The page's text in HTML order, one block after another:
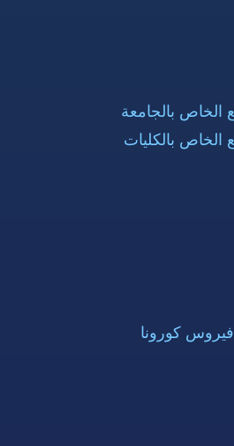
الخاص بالجامعة
الخاص بالكليات
كورونا